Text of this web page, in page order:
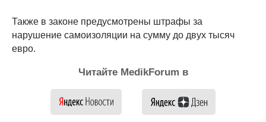
Также в законе предусмотрены штрафы за
нарушение самоизоляции на сумму до двух тысяч
евро.
Читайте MedikForum в